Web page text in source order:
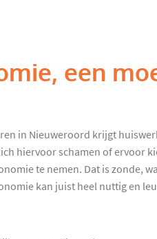
een
in Nieuweroord krijgt
hiervoor schamen of ervoor
te nemen. Dat is zonde,
kan juist heel nuttig en